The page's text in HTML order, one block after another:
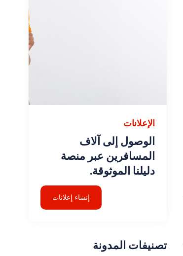
الإعلانات
الوصول إلى آلاف
المسافرين عبر منصة
دليلنا الموثوقة.
إنشاء إعلانات
تصنيفات المدونة